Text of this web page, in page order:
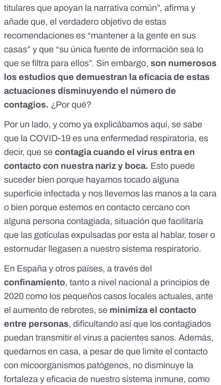
titulares que apoyan la narrativa común”, afirma y
añade que, el verdadero objetivo de estas
recomendaciones es “mantener a la gente en sus
casas” y que “su única fuente de información sea lo
que se filtra para ellos”. Sin embargo, son numerosos
los estudios que demuestran la eficacia de estas
actuaciones disminuyendo el número de
contagios. ¿Por qué?
Por un lado, y como ya explicábamos aquí, se sabe
que la COVID-19 es una enfermedad respiratoria, es
decir, que se contagia cuando el virus entra en
contacto con nuestra nariz y boca. Esto puede
suceder bien porque hayamos tocado alguna
superficie infectada y nos llevemos las manos a la cara
o bien porque estemos en contacto cercano con
alguna persona contagiada, situación que facilitaría
que las gotículas expulsadas por esta al hablar, toser o
estornudar llegasen a nuestro sistema respiratorio.
En España y otros países, a través del
confinamiento, tanto a nivel nacional a principios de
2020 como los pequeños casos locales actuales, ante
el aumento de rebrotes, se minimiza el contacto
entre personas, dificultando así que los contagiados
puedan transmitir el virus a pacientes sanos. Además,
quedarnos en casa, a pesar de que limite el contacto
con micoorganismos patógenos, no disminuye la
fortaleza y eficacia de nuestro sistema inmune, como